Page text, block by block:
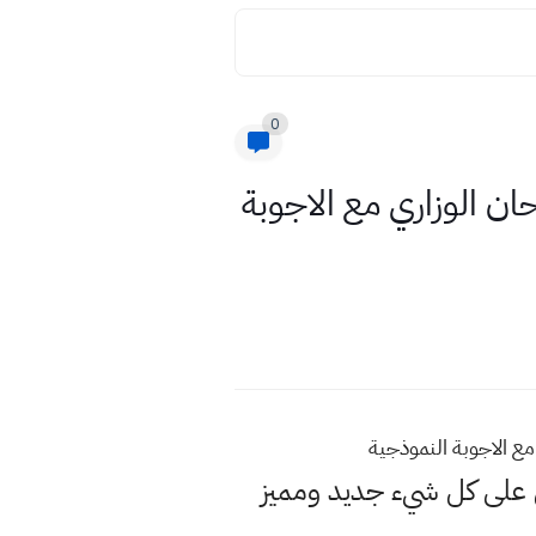
0
الوزاري مع الاجوبة
كل شيء جديد ومميز